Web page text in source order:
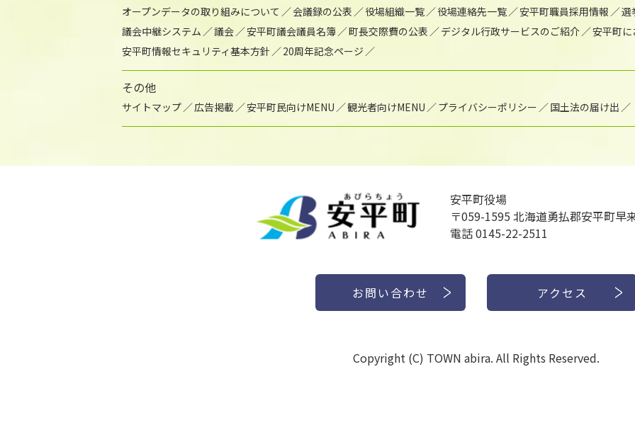
オープンデータの取り組みについて
会議録の公表 役場組織一覧 役場連絡先一覧 安平町職員採用情報
選
議会中継システム
議会 安平町議会議員名簿 町長交際費の公表 デジタル行政サービスのご紹介
安平町
安平町情報セキュリティ基本方針
20周年記念ページ
その他
サイトマップ 広告掲載 安平町民向けMENU 観光者向けMENU プライバシーポリシー 国土法の届け出
安平町役場
〒059-1595 北海道勇払郡安平町早
電話 0145-22-2511
お問い合わせ アクセス
Copyright (C) TOWN abira. All Rights Reserved.